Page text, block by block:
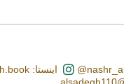
اینستا: alsadegh.book